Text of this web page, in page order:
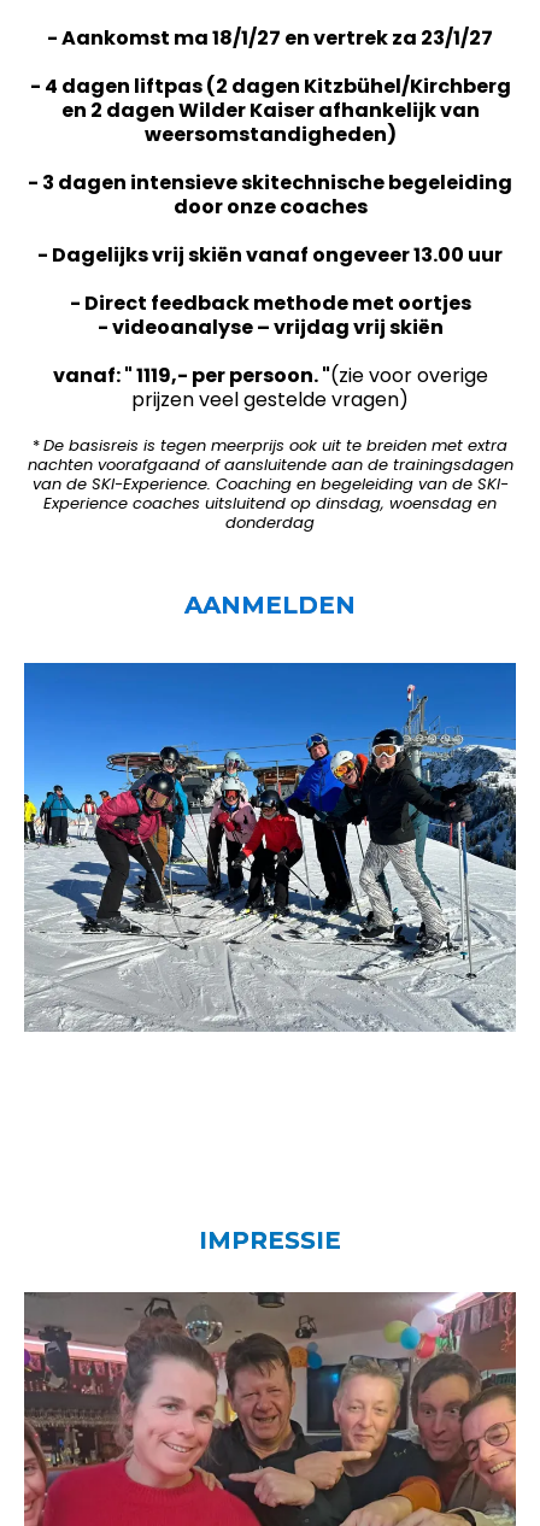
- Aankomst ma 18/1/27 en vertrek za 23/1/27
- 4 dagen liftpas (2 dagen Kitzbühel/Kirchberg
en 2 dagen Wilder Kaiser afhankelijk van
weersomstandigheden)
- 3 dagen intensieve skitechnische begeleiding
door onze coaches
- Dagelijks vrij skiën vanaf ongeveer 13.00 uur
- Direct feedback methode met oortjes
- videoanalyse – vrijdag vrij skiën
vanaf: " 1119,- per persoon. "(zie voor overige
prijzen veel gestelde vragen)
*De basisreis is tegen meerprijs ook uit te breiden met extra
nachten voorafgaand of aansluitende aan de trainingsdagen
van de SKI-Experience. Coaching en begeleiding van de SKI-
Experience coaches uitsluitend op dinsdag, woensdag en
donderdag
AANMELDEN
IMPRESSIE